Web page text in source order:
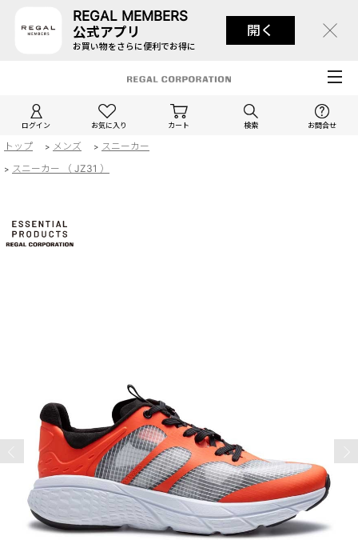
REGAL MEMBERS
公式アプリ
お買い物をさらに便利でお得に
開く
ログイン お気に入り カート 検索 お問合せ
トップ > メンズ > スニーカー
> スニーカー （ JZ31 ）